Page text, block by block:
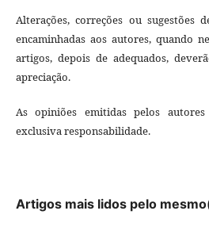
Alterações, correções ou sugestões
encaminhadas aos autores, quando
artigos, depois de adequados,
apreciação.
As opiniões emitidas pelos
exclusiva responsabilidade.
Artigos mais lidos pelo